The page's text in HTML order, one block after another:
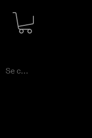
Se connecter